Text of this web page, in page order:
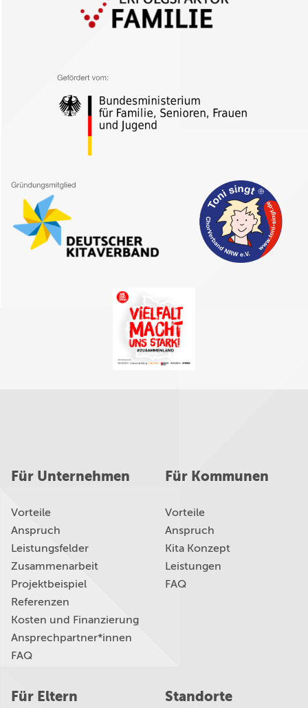
Für Unternehmen
Vorteile
Anspruch
Leistungsfelder
Zusammenarbeit
Projektbeispiel
Referenzen
Kosten und Finanzierung
Ansprechpartner*innen
FAQ
Für Kommunen
Vorteile
Anspruch
Kita Konzept
Leistungen
FAQ
Für Eltern
Standorte